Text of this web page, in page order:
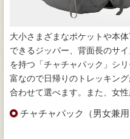
大小さまざまなポケットや本
できるジッパー、背面長のサ
を持つ「チャチャパック」シ
富なので日帰りのトレッキン
合わせて選べます。また、女
チャチャパック（男女兼用